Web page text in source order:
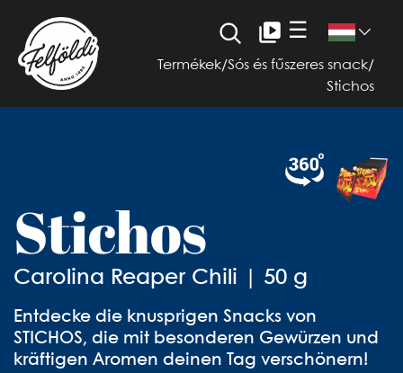
☰
Termékek/Sós és fűszeres snack/
Stichos
Stichos
Carolina Reaper Chili | 50 g
Entdecke die knusprigen Snacks von
STICHOS, die mit besonderen Gewürzen und
kräftigen Aromen deinen Tag verschönern!